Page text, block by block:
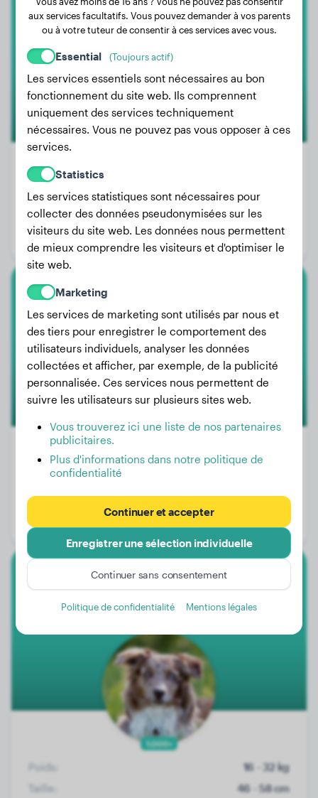
Beauceron
Poids:
30 - 45 kg
Taille:
64 - 71 cm
Espérance de vie:
10 - 12 ans
Berger Allemand
500+
Taille:
55 - 65 cm
Espérance de vie:
9 - 13 ans
Berger Australien
1.000+
Poids:
16 - 32 kg
Taille:
46 - 58 cm
aux services facultatifs. Vous pouvez demander à vos parents
ou à votre tuteur de consentir à ces services avec vous.
Essential (Toujours actif)
Les services essentiels sont nécessaires au bon
fonctionnement du site web. Ils comprennent
uniquement des services techniquement
nécessaires. Vous ne pouvez pas vous opposer à ces
services.
Statistics
Les services statistiques sont nécessaires pour
collecter des données pseudonymisées sur les
visiteurs du site web. Les données nous permettent
de mieux comprendre les visiteurs et d'optimiser le
site web.
Marketing
Les services de marketing sont utilisés par nous et
des tiers pour enregistrer le comportement des
utilisateurs individuels, analyser les données
collectées et afficher, par exemple, de la publicité
personnalisée. Ces services nous permettent de
suivre les utilisateurs sur plusieurs sites web.
Vous trouverez ici une liste de nos partenaires
publicitaires.
Plus d'informations dans notre politique de
confidentialité
Continuer et accepter
Enregistrer une sélection individuelle
Continuer sans consentement
Politique de confidentialité Mentions légales